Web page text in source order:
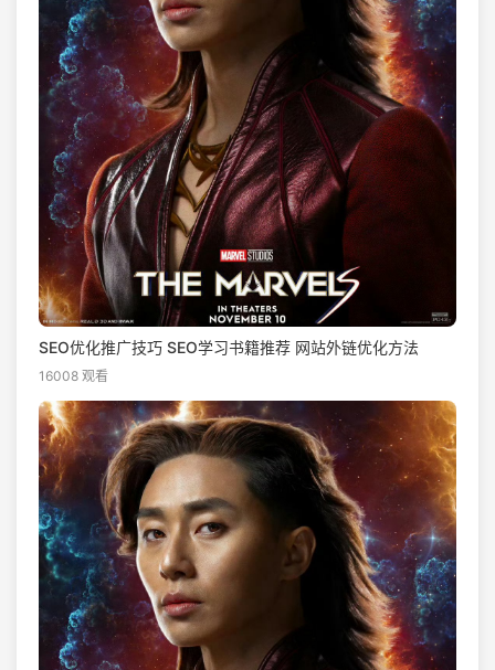
SEO优化推广技巧 SEO学习书籍推荐 网站外链优化方法
16008 观看